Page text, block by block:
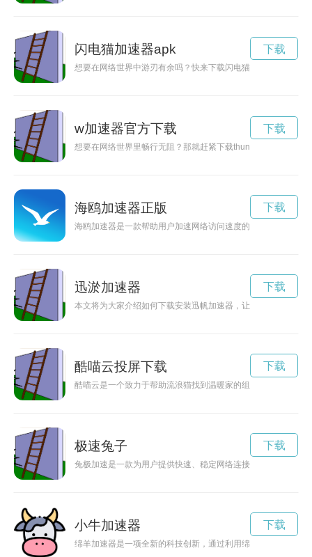
闪电猫加速器apk
想要在网络世界中游刃有余吗？快来下载闪电猫加速器，让你
下载
w加速器官方下载
想要在网络世界里畅行无阻？那就赶紧下载thunder加速器，让
下载
海鸥加速器正版
海鸥加速器是一款帮助用户加速网络访问速度的工具，现在破
下载
迅淤加速器
本文将为大家介绍如何下载安装迅帆加速器，让您的网络加速更
下载
酷喵云投屏下载
酷喵云是一个致力于帮助流浪猫找到温暖家的组织，他们提供
下载
极速兔子
兔极加速是一款为用户提供快速、稳定网络连接的应用程序，
下载
小牛加速器
绵羊加速器是一项全新的科技创新，通过利用绵羊的独特能量
下载